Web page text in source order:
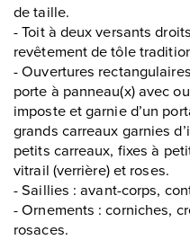
de taille.
- Toit à deux versants
revêtement de tôle
- Ouvertures
porte à panneau(x) avec
imposte et garnie d’un
grands carreaux garnies
petits carreaux, fixes à
vitrail (verrière) et roses.
- Saillies : avant-corps,
- Ornements : corniches,
rosaces.